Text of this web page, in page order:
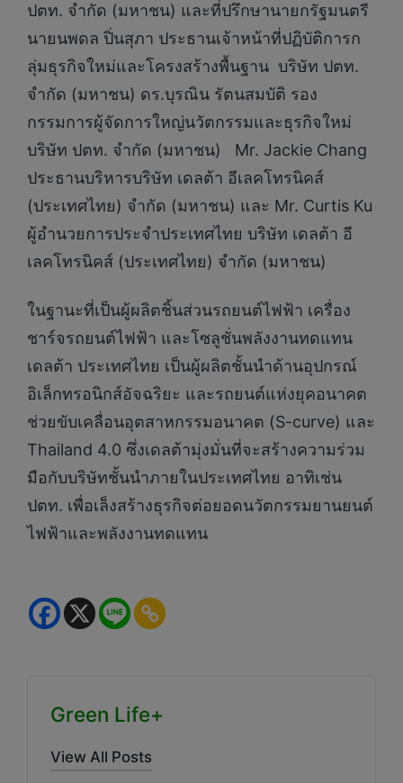
ปตท. จำกัด (มหาชน) และที่ปรึกษานายกรัฐมนตรี
นายนพดล ปิ่นสุภา ประธานเจ้าหน้าที่ปฏิบัติการก
ลุ่มธุรกิจใหม่และโครงสร้างพื้นฐาน บริษัท ปตท.
จำกัด (มหาชน) ดร.บุรณิน รัตนสมบัติ รอง
กรรมการผู้จัดการใหญ่นวัตกรรมและธุรกิจใหม่
บริษัท ปตท. จำกัด (มหาชน) Mr. Jackie Chang
ประธานบริหารบริษัท เดลต้า อีเลคโทรนิคส์
(ประเทศไทย) จำกัด (มหาชน) และ Mr. Curtis Ku
ผู้อำนวยการประจำประเทศไทย บริษัท เดลต้า อี
เลคโทรนิคส์ (ประเทศไทย) จำกัด (มหาชน)
ในฐานะที่เป็นผู้ผลิตชิ้นส่วนรถยนต์ไฟฟ้า เครื่อง
ชาร์จรถยนต์ไฟฟ้า และโซลูชั่นพลังงานทดแทน
เดลต้า ประเทศไทย เป็นผู้ผลิตชั้นนำด้านอุปกรณ์
อิเล็กทรอนิกส์อัจฉริยะ และรถยนต์แห่งยุคอนาคต
ช่วยขับเคลื่อนอุตสาหกรรมอนาคต (S-curve) และ
Thailand 4.0 ซึ่งเดลต้ามุ่งมั่นที่จะสร้างความร่วม
มือกับบริษัทชั้นนำภายในประเทศไทย อาทิเช่น
ปตท. เพื่อเล็งสร้างธุรกิจต่อยอดนวัตกรรมยานยนต์
ไฟฟ้าและพลังงานทดแทน
Green Life+
View All Posts